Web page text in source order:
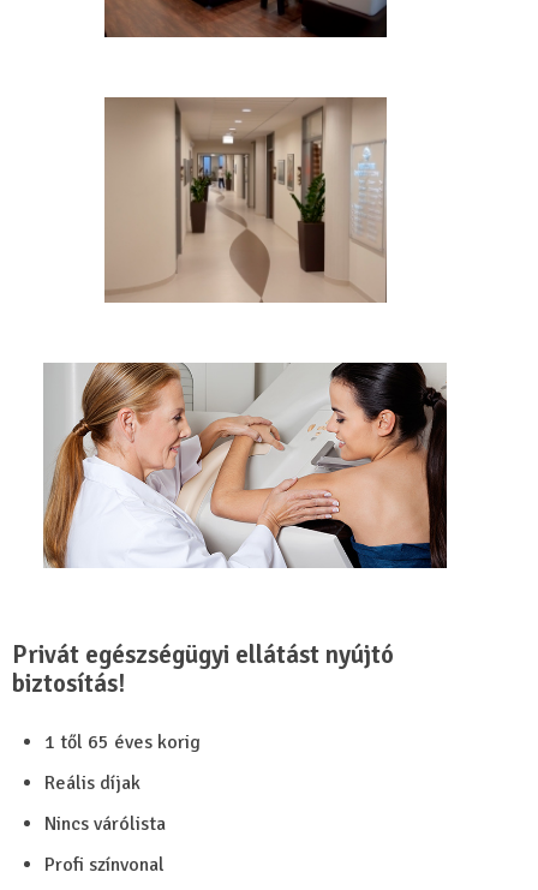
Privát egészségügyi ellátást nyújtó
biztosítás!
1 től 65 éves korig
Reális díjak
Nincs várólista
Profi színvonal